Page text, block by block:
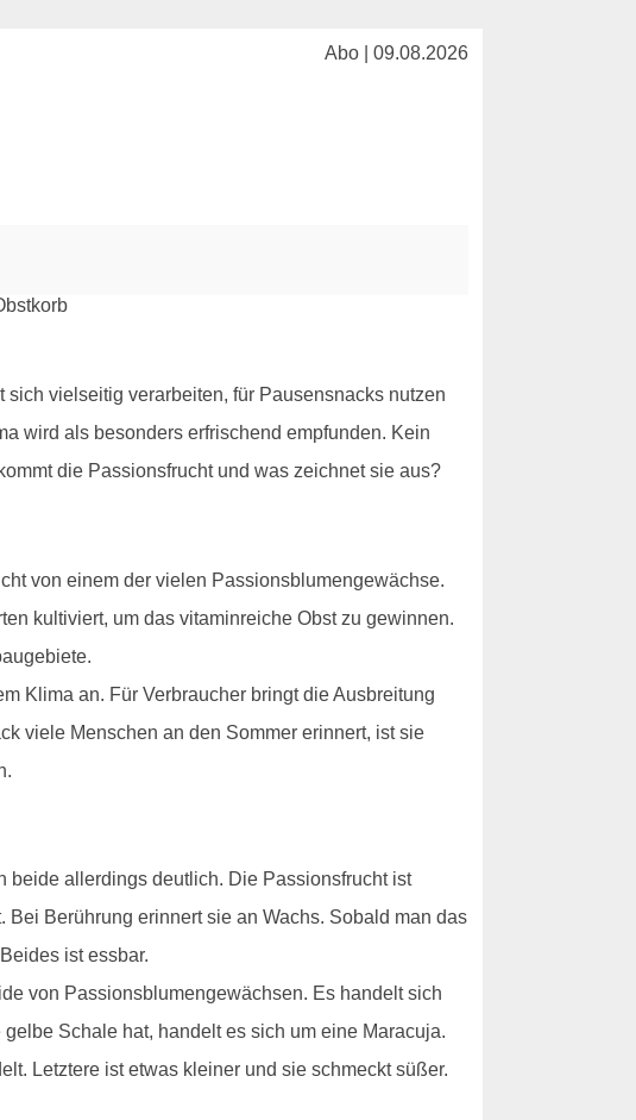
Abo | 09.08.2026
vielseitig verarbeiten, für Pausensnacks nutzen
wird als besonders erfrischend empfunden. Kein
die Passionsfrucht und was zeichnet sie aus?
von einem der vielen Passionsblumengewächse.
kultiviert, um das vitaminreiche Obst zu gewinnen.
Klima an. Für Verbraucher bringt die Ausbreitung
viele Menschen an den Sommer erinnert, ist sie
beide allerdings deutlich. Die Passionsfrucht ist
Berührung erinnert sie an Wachs. Sobald man das
ist essbar.
von Passionsblumengewächsen. Es handelt sich
Schale hat, handelt es sich um eine Maracuja.
Letztere ist etwas kleiner und sie schmeckt süßer.